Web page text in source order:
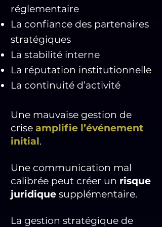
réglementaire
La confiance des partenaires
stratégiques
La stabilité interne
La réputation institutionnelle
La continuité d’activité
Une mauvaise gestion de
crise amplifie l’événement
initial.
Une communication mal
calibrée peut créer un risque
juridique supplémentaire.
La gestion stratégique de